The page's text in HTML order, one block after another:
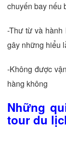
chuyến bay nếu
-Thư từ và hành
gây những hiểu
-Không được
hàng không
Những
tour du